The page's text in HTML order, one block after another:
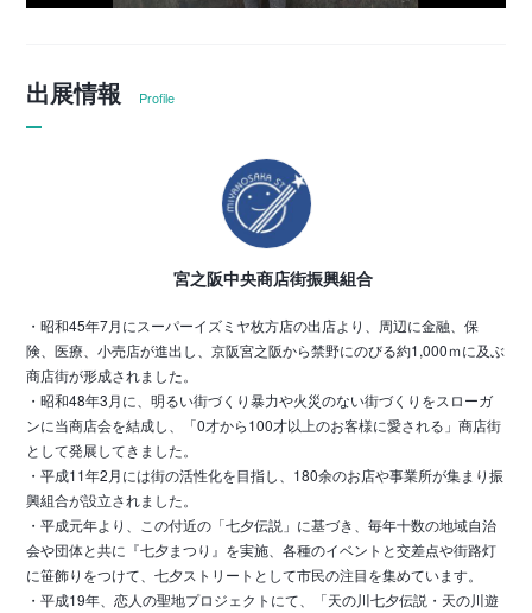
出展情報 Profile
宮之阪中央商店街振興組合
・昭和45年7月にスーパーイズミヤ枚方店の出店より、周辺に金融、保
険、医療、小売店が進出し、京阪宮之阪から禁野にのびる約1,000ｍに及ぶ
商店街が形成されました。
・昭和48年3月に、明るい街づくり暴力や火災のない街づくりをスローガ
ンに当商店会を結成し、「0才から100才以上のお客様に愛される」商店街
として発展してきました。
・平成11年2月には街の活性化を目指し、180余のお店や事業所が集まり振
興組合が設立されました。
・平成元年より、この付近の「七夕伝説」に基づき、毎年十数の地域自治
会や団体と共に『七夕まつり』を実施、各種のイベントと交差点や街路灯
に笹飾りをつけて、七夕ストリートとして市民の注目を集めています。
・平成19年、恋人の聖地プロジェクトにて、「天の川七夕伝説・天の川遊